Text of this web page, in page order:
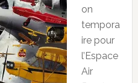
on
tempora
ire pour
l’Espace
Air